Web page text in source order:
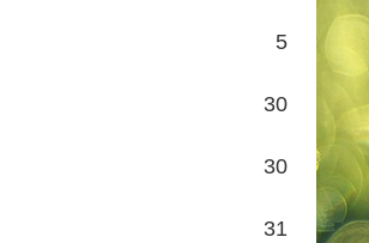
5
30
30
31